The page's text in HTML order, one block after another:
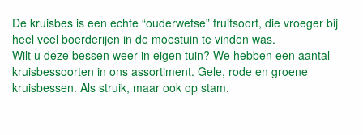
De kruisbes is een echte “ouderwetse” fruitsoort, die vroeger bij
heel veel boerderijen in de moestuin te vinden was.
Wilt u deze bessen weer in eigen tuin? We hebben een aantal
kruisbessoorten in ons assortiment. Gele, rode en groene
kruisbessen. Als struik, maar ook op stam.